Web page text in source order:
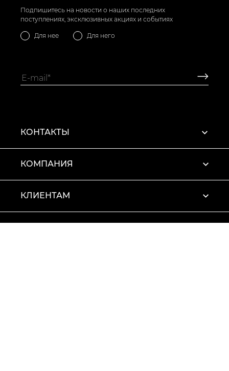
Подпишитесь на новости о наших последних
поступлениях, эксклюзивных акциях и событиях
Для нее Для него
КОНТАКТЫ
КОМПАНИЯ
КЛИЕНТАМ